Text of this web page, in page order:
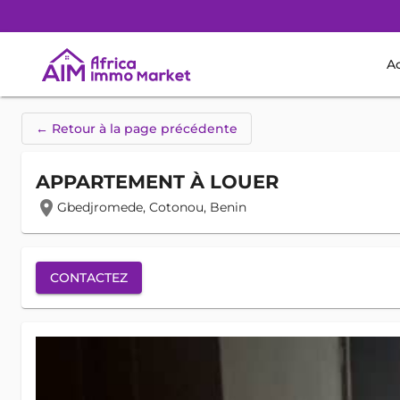
← Retour à la page précédente
APPARTEMENT À LOUER
location_on Gbedjromede, Cotonou, Benin
CONTACTEZ